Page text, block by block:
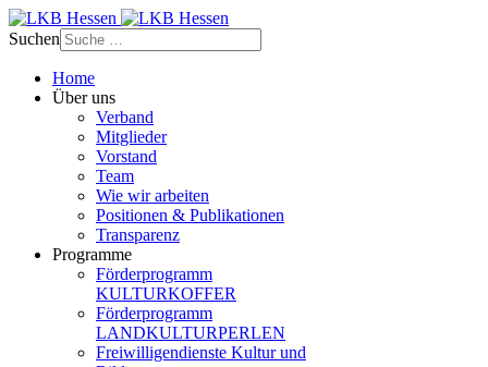
Suchen
Home
Über uns
Verband
Mitglieder
Vorstand
Team
Wie wir arbeiten
Positionen & Publikationen
Transparenz
Programme
Förderprogramm
KULTURKOFFER
Förderprogramm
LANDKULTURPERLEN
Freiwilligendienste Kultur und